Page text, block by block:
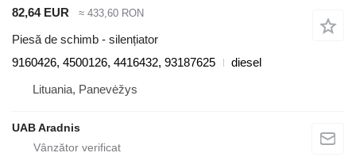
82,64 EUR ≈ 433,60 RON
Piesă de schimb - silențiator
9160426, 4500126, 4416432, 93187625
diesel
Lituania, Panevėžys
UAB Aradnis